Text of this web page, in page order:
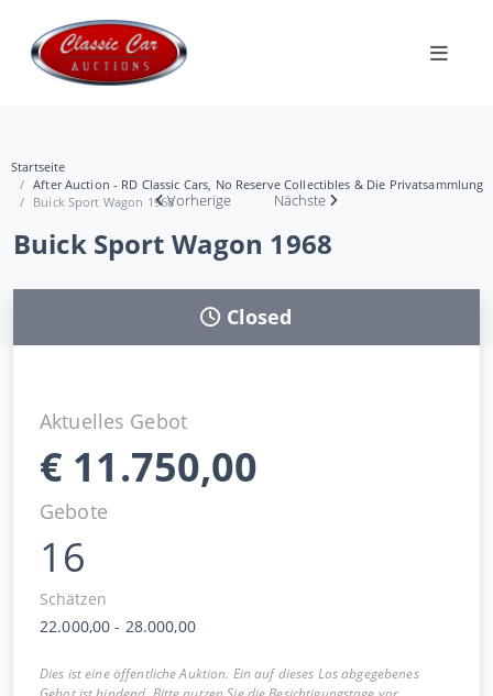
Startseite
After Auction - RD Classic Cars, No Reserve Collectibles & Die Privatsammlung
Buick Sport Wagon 1968Vorherige Nächste
Buick Sport Wagon 1968
Closed
Aktuelles Gebot
€ 11.750,00
Gebote
16
Schätzen
22.000,00 - 28.000,00
Dies ist eine öffentliche Auktion. Ein auf dieses Los abgegebenes